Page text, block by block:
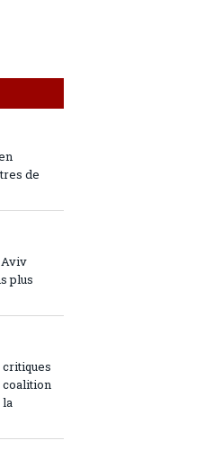
de
plus
critiques
coalition
la